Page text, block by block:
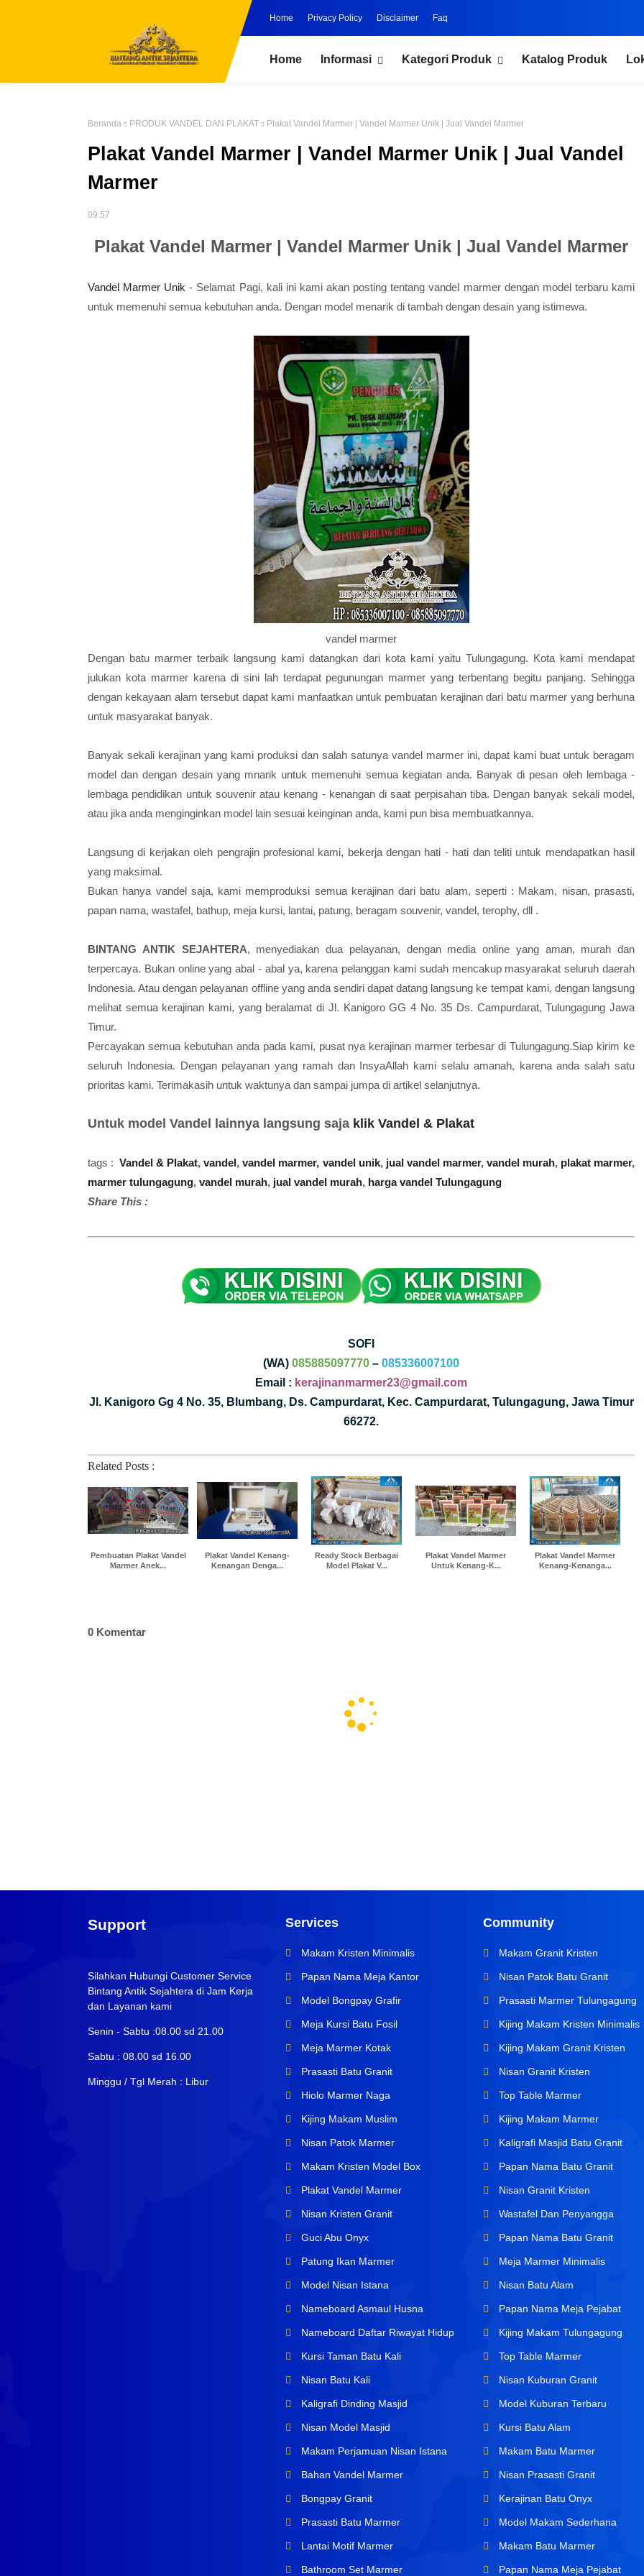
Home Privacy Policy Disclaimer Faq
Home Informasi Kategori Produk Katalog Produk
Beranda PRODUK VANDEL DAN PLAKAT Plakat Vandel Marmer | Vandel Marmer Unik | Jual Vandel Marmer
Plakat Vandel Marmer | Vandel Marmer Unik | Jual Vandel
Marmer
09.57
Plakat Vandel Marmer | Vandel Marmer Unik | Jual Vandel Marmer
Vandel Marmer Unik - Selamat Pagi, kali ini kami akan posting tentang vandel marmer dengan model terbaru kami
untuk memenuhi semua kebutuhan anda. Dengan model menarik di tambah dengan desain yang istimewa.
vandel marmer
Dengan batu marmer terbaik langsung kami datangkan dari kota kami yaitu Tulungagung. Kota kami mendapat
julukan kota marmer karena di sini lah terdapat pegunungan marmer yang terbentang begitu panjang. Sehingga
dengan kekayaan alam tersebut dapat kami manfaatkan untuk pembuatan kerajinan dari batu marmer yang berhuna
untuk masyarakat banyak.
Banyak sekali kerajinan yang kami produksi dan salah satunya vandel marmer ini, dapat kami buat untuk beragam
model dan dengan desain yang mnarik untuk memenuhi semua kegiatan anda. Banyak di pesan oleh lembaga -
lembaga pendidikan untuk souvenir atau kenang - kenangan di saat perpisahan tiba. Dengan banyak sekali model,
atau jika anda menginginkan model lain sesuai keinginan anda, kami pun bisa membuatkannya.
Langsung di kerjakan oleh pengrajin profesional kami, bekerja dengan hati - hati dan teliti untuk mendapatkan hasil
yang maksimal.
Bukan hanya vandel saja, kami memproduksi semua kerajinan dari batu alam, seperti : Makam, nisan, prasasti,
papan nama, wastafel, bathup, meja kursi, lantai, patung, beragam souvenir, vandel, terophy, dll .
BINTANG ANTIK SEJAHTERA, menyediakan dua pelayanan, dengan media online yang aman, murah dan
terpercaya. Bukan online yang abal - abal ya, karena pelanggan kami sudah mencakup masyarakat seluruh daerah
Indonesia. Atau dengan pelayanan offline yang anda sendiri dapat datang langsung ke tempat kami, dengan langsung
melihat semua kerajinan kami, yang beralamat di Jl. Kanigoro GG 4 No. 35 Ds. Campurdarat, Tulungagung Jawa
Timur.
Percayakan semua kebutuhan anda pada kami, pusat nya kerajinan marmer terbesar di Tulungagung.Siap kirim ke
seluruh Indonesia. Dengan pelayanan yang ramah dan InsyaAllah kami selalu amanah, karena anda salah satu
prioritas kami. Terimakasih untuk waktunya dan sampai jumpa di artikel selanjutnya.
Untuk model Vandel lainnya langsung saja klik Vandel & Plakat
tags : Vandel & Plakat,vandel,vandel marmer, vandel unik, jual vandel marmer, vandel murah, plakat marmer,
marmer tulungagung, vandel murah, jual vandel murah, harga vandel Tulungagung
Share This :
SOFI
(WA) 085885097770 – 085336007100
Email : kerajinanmarmer23@gmail.com
Jl. Kanigoro Gg 4 No. 35, Blumbang, Ds. Campurdarat, Kec. Campurdarat, Tulungagung, Jawa Timur
66272.
Related Posts :
Pembuatan Plakat Vandel
Marmer Anek...
Plakat Vandel Kenang-
Kenangan Denga...
Ready Stock Berbagai
Model Plakat V...
Plakat Vandel Marmer
Untuk Kenang-K...
Plakat Vandel Marmer
Kenang-Kenanga...
0 Komentar
Support
Silahkan Hubungi Customer Service
Bintang Antik Sejahtera di Jam Kerja
dan Layanan kami
Senin - Sabtu :08.00 sd 21.00
Sabtu : 08.00 sd 16.00
Minggu / Tgl Merah : Libur
Services
Makam Kristen Minimalis
Papan Nama Meja Kantor
Model Bongpay Grafir
Meja Kursi Batu Fosil
Meja Marmer Kotak
Prasasti Batu Granit
Hiolo Marmer Naga
Kijing Makam Muslim
Nisan Patok Marmer
Makam Kristen Model Box
Plakat Vandel Marmer
Nisan Kristen Granit
Guci Abu Onyx
Patung Ikan Marmer
Model Nisan Istana
Nameboard Asmaul Husna
Nameboard Daftar Riwayat Hidup
Kursi Taman Batu Kali
Nisan Batu Kali
Kaligrafi Dinding Masjid
Nisan Model Masjid
Makam Perjamuan Nisan Istana
Bahan Vandel Marmer
Bongpay Granit
Prasasti Batu Marmer
Lantai Motif Marmer
Bathroom Set Marmer
Community
Makam Granit Kristen
Nisan Patok Batu Granit
Prasasti Marmer Tulungagung
Kijing Makam Kristen Minimalis
Kijing Makam Granit Kristen
Nisan Granit Kristen
Top Table Marmer
Kijing Makam Marmer
Kaligrafi Masjid Batu Granit
Papan Nama Batu Granit
Nisan Granit Kristen
Wastafel Dan Penyangga
Papan Nama Batu Granit
Meja Marmer Minimalis
Nisan Batu Alam
Papan Nama Meja Pejabat
Kijing Makam Tulungagung
Top Table Marmer
Nisan Kuburan Granit
Model Kuburan Terbaru
Kursi Batu Alam
Makam Batu Marmer
Nisan Prasasti Granit
Kerajinan Batu Onyx
Model Makam Sederhana
Makam Batu Marmer
Papan Nama Meja Pejabat